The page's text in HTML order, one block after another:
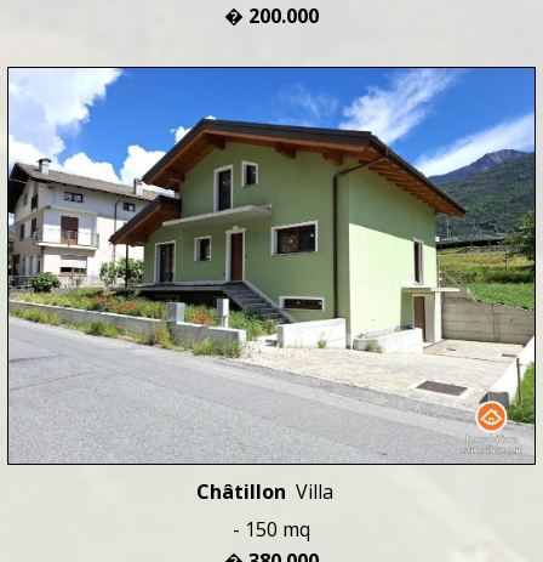
� 200.000
Châtillon Villa
- 150 mq